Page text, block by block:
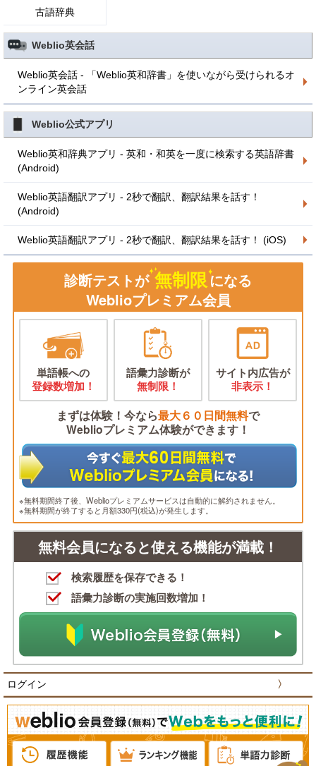
古語辞典
Weblio英会話
Weblio英会話 - 「Weblio英和辞書」を使いながら受けられるオ
ンライン英会話
Weblio公式アプリ
Weblio英和辞典アプリ - 英和・和英を一度に検索する英語辞書
(Android)
Weblio英語翻訳アプリ - 2秒で翻訳、翻訳結果を話す！
(Android)
Weblio英語翻訳アプリ - 2秒で翻訳、翻訳結果を話す！ (iOS)
診断テストが 無制限になる
Weblioプレミアム会員
単語帳への
登録数増加！
語彙力診断が
無制限！
サイト内広告が
非表示！
まずは体験！今なら最大６０日間無料で
Weblioプレミアム体験ができます！
※無料期間終了後、Weblioプレミアムサービスは自動的に解約されません。
※無料期間が終了すると月額330円(税込)が発生します。
無料会員になると使える機能が満載！
検索履歴を保存できる！
語彙力診断の実施回数増加！
ログイン 〉